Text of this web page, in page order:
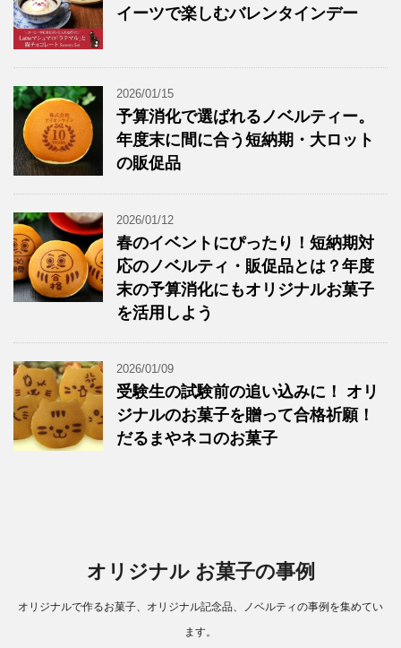
イーツで楽しむバレンタインデー
2026/01/15
予算消化で選ばれるノベルティー。
年度末に間に合う短納期・大ロット
の販促品
2026/01/12
春のイベントにぴったり！短納期対
応のノベルティ・販促品とは？年度
末の予算消化にもオリジナルお菓子
を活用しよう
2026/01/09
受験生の試験前の追い込みに！ オリ
ジナルのお菓子を贈って合格祈願！
だるまやネコのお菓子
オリジナル お菓子の事例
オリジナルで作るお菓子、オリジナル記念品、ノベルティの事例を集めてい
ます。